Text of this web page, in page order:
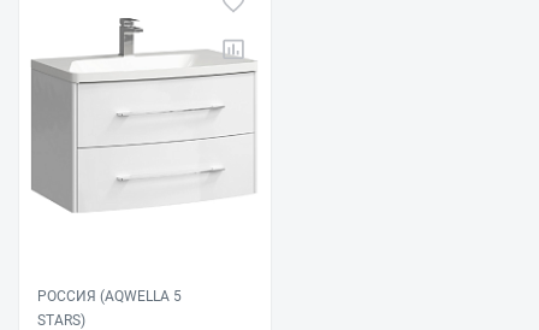
РОССИЯ (AQWELLA 5
STARS)